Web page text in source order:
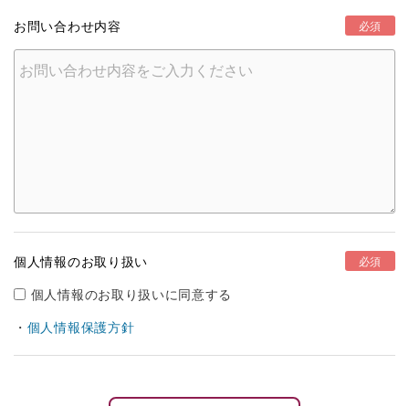
お問い合わせ内容 必須
個人情報のお取り扱い 必須
個人情報のお取り扱いに同意する
・ 個人情報保護方針